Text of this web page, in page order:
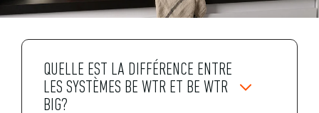
QUELLE EST LA DIFFÉRENCE ENTRE
LES SYSTÈMES BE WTR ET BE WTR
BIG?